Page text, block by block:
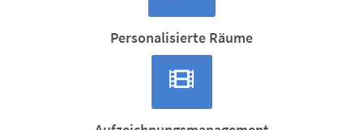
Personalisierte Räume